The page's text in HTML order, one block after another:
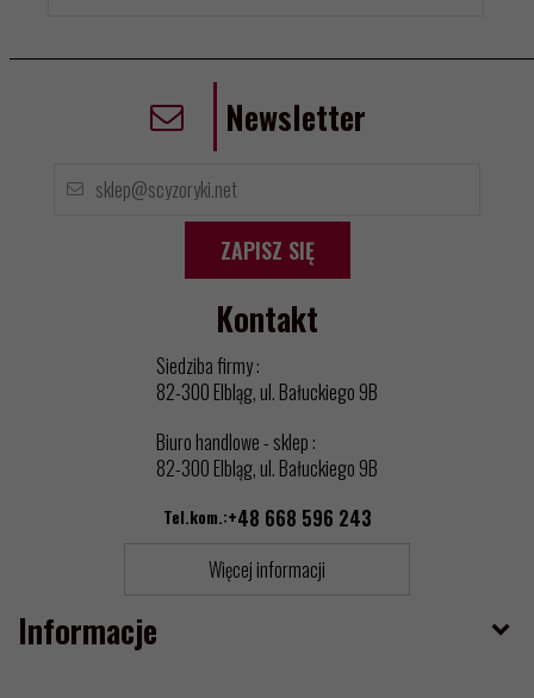
Informacje
Newsletter
ZAPISZ SIĘ
Kontakt
Siedziba firmy :
82-300 Elbląg, ul. Bałuckiego 9B
Biuro handlowe - sklep :
82-300 Elbląg, ul. Bałuckiego 9B
Tel.kom.:+48 668 596 243
Więcej informacji